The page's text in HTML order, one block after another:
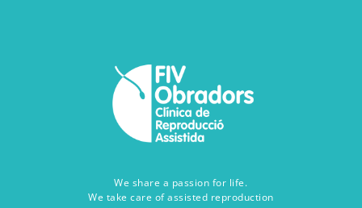
We share a passion for life.
We take care of assisted reproduction